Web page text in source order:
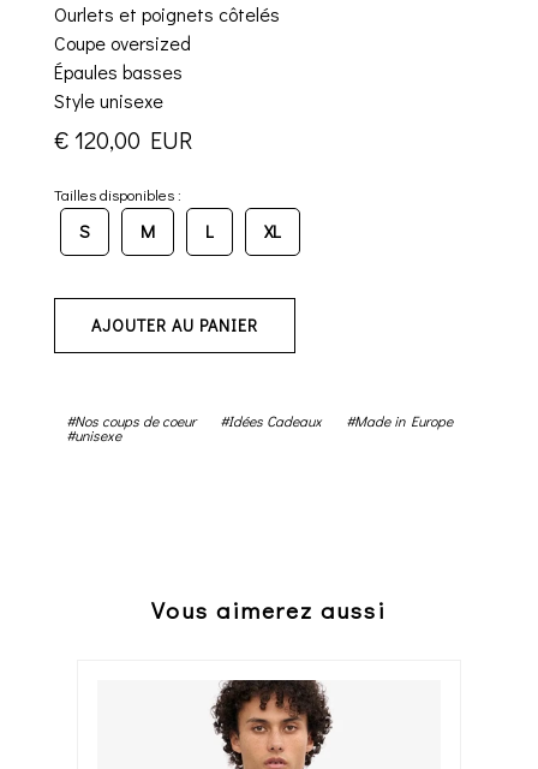
Ourlets et poignets côtelés
Coupe oversized
Épaules basses
Style unisexe
€ 120,00 EUR
Tailles disponibles :
S M L XL
AJOUTER AU PANIER
#Nos coups de coeur #Idées Cadeaux #Made in Europe
#unisexe
Vous aimerez aussi